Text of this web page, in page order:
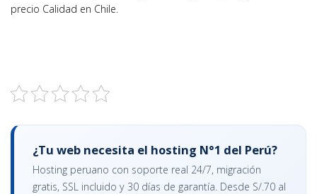
precio Calidad en Chile.
¿Tu web necesita el hosting N°1 del Perú?
Hosting peruano con soporte real 24/7, migración
gratis, SSL incluido y 30 días de garantía. Desde S/.70 al